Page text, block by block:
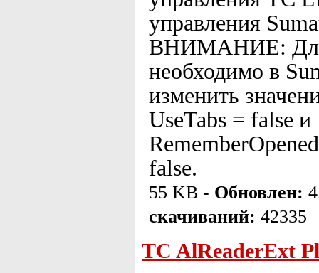
управления
ВНИМАНИЕ: Для
необходимо в
изменить
UseTabs = false и
false.
55 KB - Обновлен:
скачиваний: 42335
TC AlReaderExt